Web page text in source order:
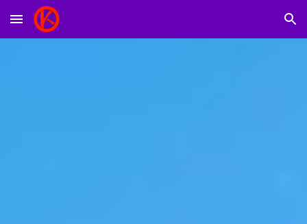
Skip to main content Skip to navigation